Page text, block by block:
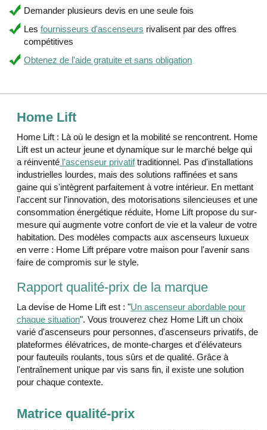
Demander plusieurs devis en une seule fois
Les fournisseurs d'ascenseurs rivalisent par des offres
compétitives
Obtenez de l'aide gratuite et sans obligation
Home Lift
Home Lift : Là où le design et la mobilité se rencontrent. Home
Lift est un acteur jeune et dynamique sur le marché belge qui
a réinventé l'ascenseur privatiftraditionnel. Pas d'installations
industrielles lourdes, mais des solutions raffinées et sans
gaine qui s'intègrent parfaitement à votre intérieur. En mettant
l'accent sur l'innovation, des motorisations silencieuses et une
consommation énergétique réduite, Home Lift propose du sur-
mesure qui augmente votre confort de vie et la valeur de votre
habitation. Des modèles compacts aux ascenseurs luxueux
en verre : Home Lift prépare votre maison pour l'avenir sans
faire de compromis sur le style.
Rapport qualité-prix de la marque
La devise de Home Lift est : "Un ascenseur abordable pour
chaque situation". Vous trouverez chez Home Lift un choix
varié d'ascenseurs pour personnes, d'ascenseurs privatifs, de
plateformes élévatrices, de monte-charges et d'élévateurs
pour fauteuils roulants, tous sûrs et de qualité. Grâce à
l'entraînement unique par vis sans fin, il existe une solution
pour chaque contexte.
Matrice qualité-prix